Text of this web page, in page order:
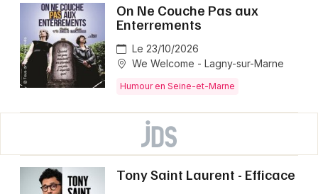
On Ne Couche Pas aux
Enterrements
Le 23/10/2026
We Welcome - Lagny-sur-Marne
Humour en Seine-et-Marne
Tony Saint Laurent - Efficace